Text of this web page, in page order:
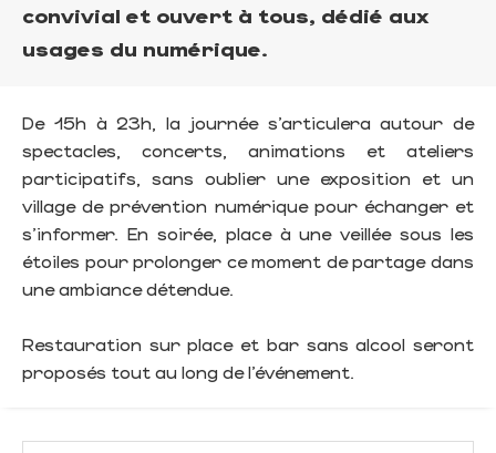
convivial et ouvert à tous, dédié aux
usages du numérique.
De 15h à 23h, la journée s’articulera autour de
spectacles, concerts, animations et ateliers
participatifs, sans oublier une exposition et un
village de prévention numérique pour échanger et
s’informer. En soirée, place à une veillée sous les
étoiles pour prolonger ce moment de partage dans
une ambiance détendue.
Restauration sur place et bar sans alcool seront
proposés tout au long de l’événement.